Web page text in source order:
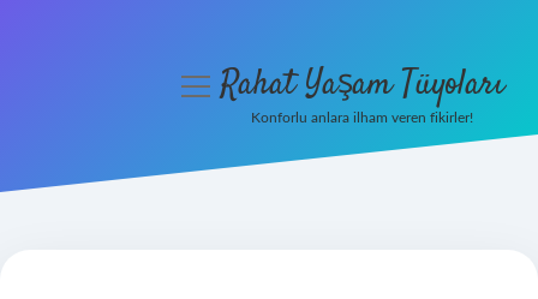
menüyüRahat Yaşam Tüyoları
Konforlu anlara ilham veren fikirler!